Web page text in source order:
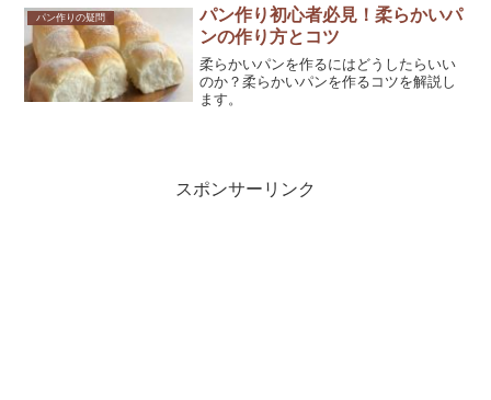
す。
パン作りの疑問
パン作り初心者必見！柔らかいパ
ンの作り方とコツ
柔らかいパンを作るにはどうしたらいい
のか？柔らかいパンを作るコツを解説し
ます。
スポンサーリンク